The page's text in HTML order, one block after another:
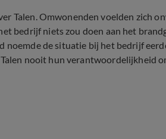
Talen. Omwonenden voelden zich
bedrijf niets zou doen aan het
noemde de situatie bij het bedrijf
nooit hun verantwoordelijkheid